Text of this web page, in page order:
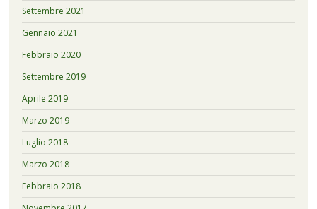
Settembre 2021
Gennaio 2021
Febbraio 2020
Settembre 2019
Aprile 2019
Marzo 2019
Luglio 2018
Marzo 2018
Febbraio 2018